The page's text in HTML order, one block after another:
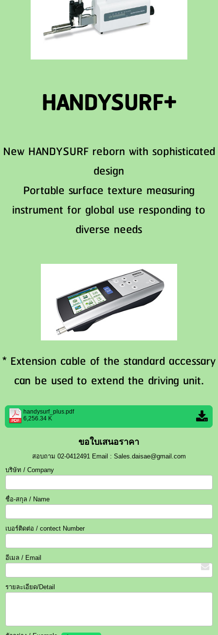
HANDYSURF+
New HANDYSURF reborn with sophisticated
design
Portable surface texture measuring
instrument for global use responding to
diverse needs
* Extension cable of the standard accessary
can be used to extend the driving unit.
handysurf_plus.pdf
6,256.34 K
ขอใบเสนอราคา
สอบถาม 02-0412491 Email : Sales.daisae@gmail.com
บริษัท / Company
ชื่อ-สกุล / Name
เบอร์ติดต่อ / contect Number
อีเมล / Email
รายละเอียด/Detail